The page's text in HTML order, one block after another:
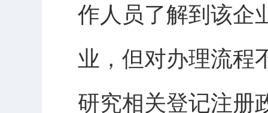
作人员了解到该企
业，但对办理流程
研究相关登记注册